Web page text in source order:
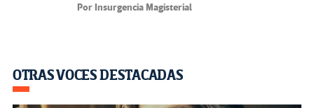
Por Insurgencia Magisterial
OTRAS VOCES DESTACADAS